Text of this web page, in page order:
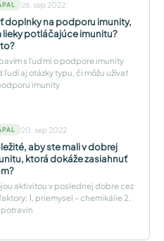
26. sep 2022
doplnky na podporu imunity,
lieky potláčajúce imunitu?
s ľuďmi o podpore imunity
aj otázky typu, či môžu užívať
imunity
20. sep 2022
aby ste mali v dobrej
ktorá dokáže zasiahnuť
aktivitou v poslednej dobre cez
1, priemysel – chemikálie 2,
potravin